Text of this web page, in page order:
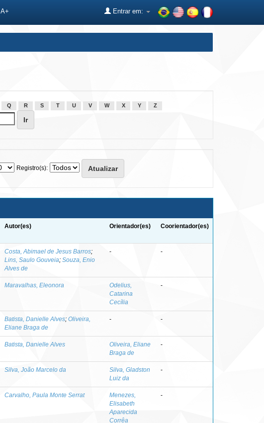
A+ Entrar em:
Q R S T U V W X Y Z
Registro(s):
Autor(es) Orientador(es) Coorientador(es)
Costa, Abimael de Jesus Barros;
Lins, Saulo Gouveia; Souza, Enio
Alves de
- -
Maravalhas, Eleonora
Odelius,
Catarina
Cecília
-
Batista, Danielle Alves; Oliveira,
Eliane Braga de
- -
Batista, Danielle Alves
Oliveira, Eliane
Braga de
-
Silva, João Marcelo da
Silva, Gladston
Luiz da
-
Carvalho, Paula Monte Serrat
Menezes,
Elisabeth
Aparecida
Corrêa
-